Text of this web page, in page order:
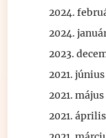
2024.
2024.
2023.
2021. június
2021. május
2021. április